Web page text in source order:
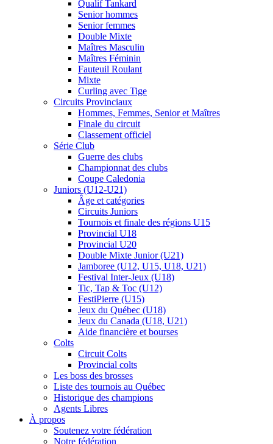
Qualif Tankard
Senior hommes
Senior femmes
Double Mixte
Maîtres Masculin
Maîtres Féminin
Fauteuil Roulant
Mixte
Curling avec Tige
Circuits Provinciaux
Hommes, Femmes, Senior et Maîtres
Finale du circuit
Classement officiel
Série Club
Guerre des clubs
Championnat des clubs
Coupe Caledonia
Juniors (U12-U21)
Âge et catégories
Circuits Juniors
Tournois et finale des régions U15
Provincial U18
Provincial U20
Double Mixte Junior (U21)
Jamboree (U12, U15, U18, U21)
Festival Inter-Jeux (U18)
Tic, Tap & Toc (U12)
FestiPierre (U15)
Jeux du Québec (U18)
Jeux du Canada (U18, U21)
Aide financière et bourses
Colts
Circuit Colts
Provincial colts
Les boss des brosses
Liste des tournois au Québec
Historique des champions
Agents Libres
À propos
Soutenez votre fédération
Notre fédération